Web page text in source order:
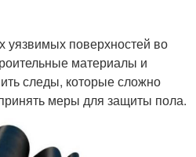
уязвимых поверхностей во
материалы и
следы, которые сложно
меры для защиты пола.